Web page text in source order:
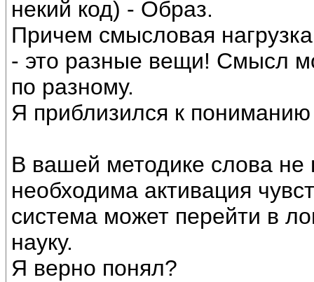
некий код) - Образ.
Причем смысловая
- это разные вещи! Смысл
по разному.
Я приблизился к
В вашей методике слова не
необходима активация
система может перейти в
науку.
Я верно понял?